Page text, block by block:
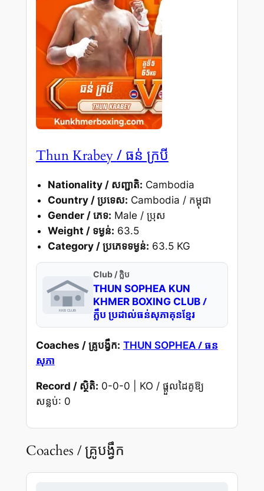
Thun Krabey/ ធន់ ក្របី
Nationality / សញ្ជាតិ: Cambodia
Country / ប្រទេស: Cambodia / កម្ពុជា
Gender / ភេទ: Male / ប្រុស
Weight / ទម្ងន់: 63.5
Category / ប្រភេទទម្ងន់: 63.5 KG
Club / ក្លិប
THUN SOPHEA KUN
KHMER BOXING CLUB /
ក្លឹប ប្រដាល់ធន់សុភាគុនខ្មែរ
Coaches / គ្រូបង្វឹក: THUN SOPHEA / ធន
សុភា
Record / ស្ថិតិ: 0-0-0 | KO / ផ្តួលដៃគូឱ្យ
សន្លប់: 0
Coaches / គ្រូបង្វឹក